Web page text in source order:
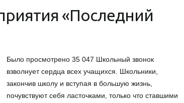
«Последний
Было просмотрено 35 047 Школьный звонок
взволнует сердца всех учащихся. Школьники,
закончив школу и вступая в большую жизнь,
почувствуют себя ласточками, только что ставшими